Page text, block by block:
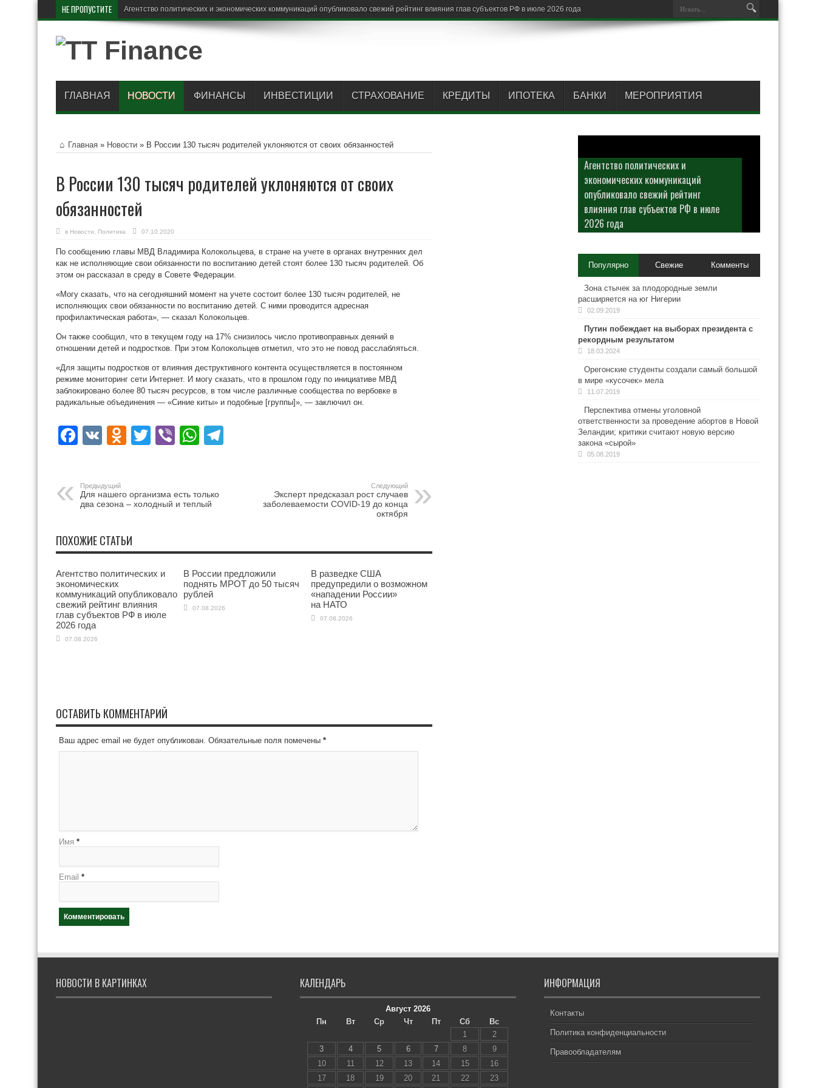
НЕ ПРОПУСТИТЕ В Рос
ГЛАВНАЯ НОВОСТИ ФИНАНСЫ ИНВЕСТИЦИИ СТРАХОВАНИЕ КРЕДИТЫ ИПОТЕКА БАНКИ МЕРОПРИЯТИЯ
Главная » Новости » В России 130 тысяч родителей уклоняются от своих обязанностей
В России 130 тысяч родителей уклоняются от своих
обязанностей
в Новости Политика 07.10.2020
По сообщению главы МВД Владимира Колокольцева, в стране на учете в органах внутренних дел
как не исполняющие свои обязанности по воспитанию детей стоят более 130 тысяч родителей. Об
этом он рассказал в среду в Совете Федерации.
«Могу сказать, что на сегодняшний момент на учете состоит более 130 тысяч родителей, не
исполняющих свои обязанности по воспитанию детей. С ними проводится адресная
профилактическая работа», — сказал Колокольцев.
Он также сообщил, что в текущем году на 17% снизилось число противоправных деяний в
отношении детей и подростков. При этом Колокольцев отметил, что это не повод расслабляться.
«Для защиты подростков от влияния деструктивного контента осуществляется в постоянном
режиме мониторинг сети Интернет. И могу сказать, что в прошлом году по инициативе МВД
заблокировано более 80 тысяч ресурсов, в том числе различные сообщества по вербовке в
радикальные объединения — «Синие киты» и подобные [группы]», — заключил он.
Facebook
VK Odnoklassniki
Twitter
ViberWhatsApp
Предыдущий
Для нашего организма есть только
два сезона – холодный и теплый
Следующий
Эксперт предсказал рост случаев
заболеваемости COVID-19 до конца
октября
ПОХОЖИЕ СТАТЬИ
Агентство политических и
экономических
коммуникаций опубликовало
свежий рейтинг влияния
глав субъектов РФ в июле
2026 года
07.08.2026
В России предложили
поднять МРОТ до 50 тысяч
рублей
07.08.2026
В разведке США
предупредили о возможном
«нападении России»
на НАТО
07.08.2026
ОСТАВИТЬ КОММЕНТАРИЙ
Ваш адрес email не будет опубликован. Обязательные поля помечены *
Имя *
Email *
Агентство политических и
экономических коммуникаций
опубликовало свежий рейтинг
влияния глав субъектов РФ в июле
2026 года
Популярно Свежие Комменты
Зона стычек за плодородные земли
расширяется на юг Нигерии
02.09.2019
Путин побеждает на выборах президента с
рекордным результатом
18.03.2024
Орегонские студенты создали самый большой
в мире «кусочек» мела
11.07.2019
Перспектива отмены уголовной
ответственности за проведение абортов в Новой
Зеландии; критики считают новую версию
закона «сырой»
05.08.2019
НОВОСТИ В КАРТИНКАХ КАЛЕНДАРЬ
Август 2026
Пн
Вт Ср Чт Пт Сб
Вс
1
2
3
4 5 6 7 8
9
10
11 12 13 14 15
16
17
18 19 20 21 22 23
ИНФОРМАЦИЯ
Контакты
Политика конфиденциальности
Правообладателям